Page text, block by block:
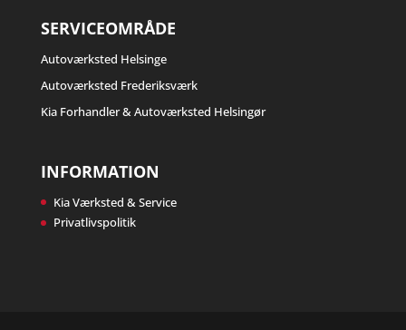
SERVICEOMRÅDE
Autoværksted Helsinge
Autoværksted Frederiksværk
Kia Forhandler & Autoværksted Helsingør
INFORMATION
Kia Værksted & Service
Privatlivspolitik